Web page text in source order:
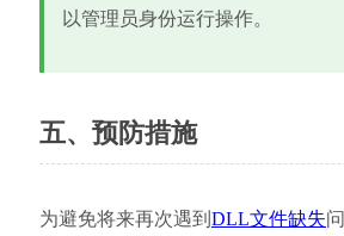
以管理员身份运行操作。
五、预防措施
为避免将来再次遇到 DLL文件缺失